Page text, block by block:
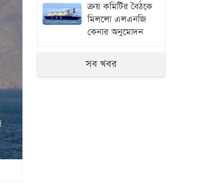
ক্রয় কমিটির বৈঠকে
মিললো এলএনজি
কেনার অনুমোদন
মধ্যরাতে ৬ জেলায়
ঝড়ের আভাস
সব খবর